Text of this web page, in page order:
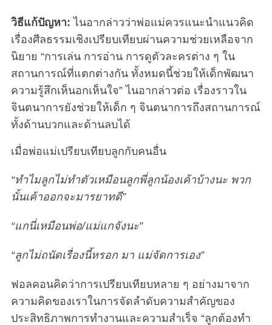
วิธีแก้ปัญหา:ไนอากล่าวว่าพ่อแม่ควรแนะนำแนวคิด
เรื่องศีลธรรมเชิงเปรียบเทียบผ่านความช่วยเหลือจาก
นิยาย “การเล่น การอ่าน การดูตัวละครต่าง ๆ ใน
สถานการณ์ที่แตกต่างกัน ทั้งหมดนี้ช่วยให้เด็กพัฒนา
ความรู้สึกเห็นอกเห็นใจ” ไนอากล่าวต่อ เรื่องราวใน
จินตนาการยังช่วยให้เด็ก ๆ จินตนาการถึงสถานการณ์
ทั้งด้านบวกและด้านลบได้
เมื่อพ่อแม่เปรียบเทียบลูกกับคนอื่น
“ทำไมลูกไม่ทำตัวเหมือนลูกพี่ลูกน้องเค้าบ้างนะ พวก
นั้นเค้าออกจะมารยาทดี”
“แกนี่เหมือนพ่อ/แม่แกจังนะ”
“ลูกไม่ถนัดเรื่องนี้หรอก มา แม่จัดการเอง”
ฟอลคอนคิดว่าการเปรียบเทียบหลาย ๆ อย่างมาจาก
ความคิดของเราในการจัดลำดับความสำคัญของ
ประสิทธิภาพการทำงานและความสำเร็จ “ลูกต้องทำ